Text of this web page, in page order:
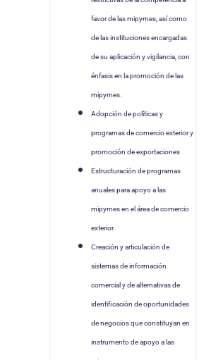
favor de las mipymes, así como
de las instituciones encargadas
de su aplicación y vigilancia, con
énfasis en la promoción de las
mipymes.
Adopción de políticas y
programas de comercio exterior y
promoción de exportaciones
Estructuración de programas
anuales para apoyo a las
mipymes en el área de comercio
exterior.
Creación y articulación de
sistemas de información
comercial y de alternativas de
identificación de oportunidades
de negocios que constituyan en
instrumento de apoyo a las